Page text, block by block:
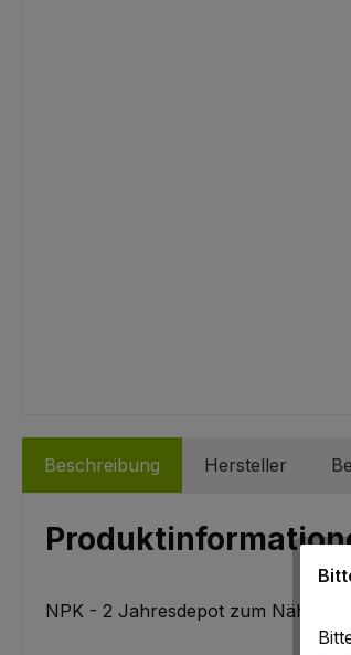
Beschreibung Hersteller
NPK - 2 Jahresdepot zum